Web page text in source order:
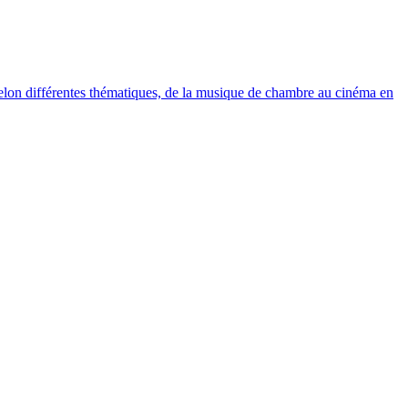
différentes thématiques, de la musique de chambre au cinéma en